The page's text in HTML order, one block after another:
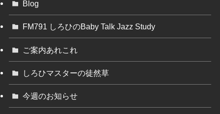
Blog
FM791 しろひのBaby Talk Jazz Study
ご案内あれこれ
しろひマスターの徒然草
今週のお知らせ